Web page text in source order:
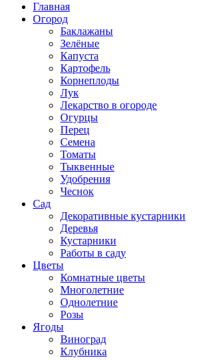
Главная
Огород
Баклажаны
Зелёные
Капуста
Картофель
Корнеплоды
Лук
Лекарство в огороде
Огурцы
Перец
Семена
Томаты
Тыквенные
Удобрения
Чеснок
Сад
Декоративные кустарники
Деревья
Кустарники
Работы в саду
Цветы
Комнатные цветы
Многолетние
Однолетние
Розы
Ягоды
Виноград
Клубника